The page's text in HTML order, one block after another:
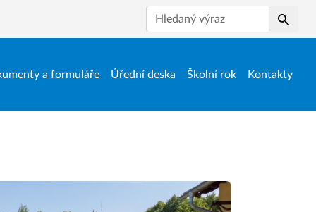
a formuláře Úřední deska Školní rok Kontakty
Hledat